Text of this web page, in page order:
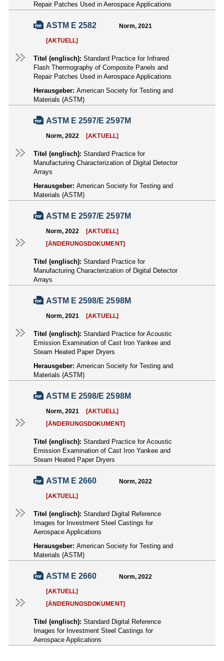
Repair Patches Used in Aerospace Applications
ASTM E 2582 Norm, 2021
[AKTUELL]
Titel (englisch): Standard Practice for Infrared
Flash Thermography of Composite Panels and
Repair Patches Used in Aerospace Applications
Herausgeber: American Society for Testing and
Materials (ASTM)
ASTM E 2597/E 2597M
Norm, 2022 [AKTUELL]
Titel (englisch): Standard Practice for
Manufacturing Characterization of Digital Detector
Arrays
Herausgeber: American Society for Testing and
Materials (ASTM)
ASTM E 2597/E 2597M
Norm, 2022
[AKTUELL]
[ÄNDERUNGSDOKUMENT]
Titel (englisch): Standard Practice for
Manufacturing Characterization of Digital Detector
Arrays
ASTM E 2598/E 2598M
Norm, 2021 [AKTUELL]
Titel (englisch): Standard Practice for Acoustic
Emission Examination of Cast Iron Yankee and
Steam Heated Paper Dryers
Herausgeber: American Society for Testing and
Materials (ASTM)
ASTM E 2598/E 2598M
Norm, 2021
[AKTUELL]
[ÄNDERUNGSDOKUMENT]
Titel (englisch): Standard Practice for Acoustic
Emission Examination of Cast Iron Yankee and
Steam Heated Paper Dryers
ASTM E 2660 Norm, 2022
[AKTUELL]
Titel (englisch): Standard Digital Reference
Images for Investment Steel Castings for
Aerospace Applications
Herausgeber: American Society for Testing and
Materials (ASTM)
ASTM E 2660 Norm, 2022
[AKTUELL]
[ÄNDERUNGSDOKUMENT]
Titel (englisch): Standard Digital Reference
Images for Investment Steel Castings for
Aerospace Applications